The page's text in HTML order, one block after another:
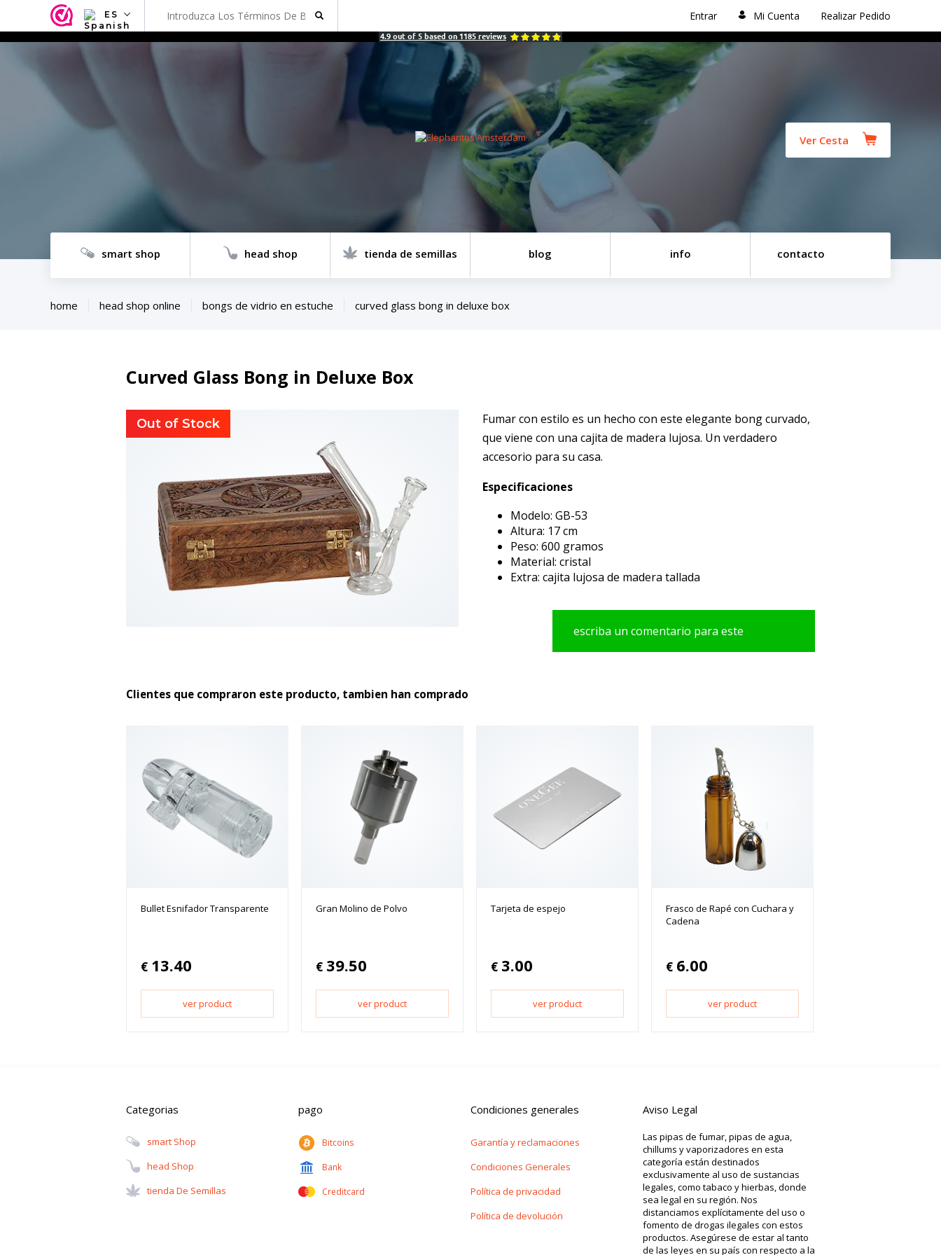
ES Entrar Mi Cuenta Realizar Pedido
4.9 out of 5 based on 1185 reviews
Ver Cesta
smart shop head shop tienda de semillas blog info contacto
home head shop online bongs de vidrio en estuche curved glass bong in deluxe box
Curved Glass Bong in Deluxe Box
Out of Stock
Fumar con estilo es un hecho con este elegante bong curvado,
que viene con una cajita de madera lujosa. Un verdadero
accesorio para su casa.
Especificaciones
Modelo: GB-53
Altura: 17 cm
Peso: 600 gramos
Material: cristal
Extra: cajita lujosa de madera tallada
escriba un comentario para este
Clientes que compraron este producto, tambien han comprado
Bullet Esnifador Transparente
€ 13.40
ver product
Gran Molino de Polvo
€ 39.50
ver product
Tarjeta de espejo
€ 3.00
ver product
Frasco de Rapé con Cuchara y
Cadena
€ 6.00
ver product
Categorias
Smart Shop
Head Shop
Tienda De Semillas
pago
Bitcoins
Bank
Creditcard
Condiciones generales
Garantía y reclamaciones
Condiciones Generales
Política de privacidad
Política de devolución
Aviso Legal
Las pipas de fumar, pipas de agua,
chillums y vaporizadores en esta
categoría están destinados
exclusivamente al uso de sustancias
legales, como tabaco y hierbas, donde
sea legal en su región. Nos
distanciamos explícitamente del uso o
fomento de drogas ilegales con estos
productos. Asegúrese de estar al tanto
de las leyes en su país con respecto a la